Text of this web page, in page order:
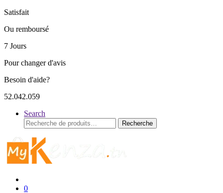
Satisfait
Ou remboursé
7 Jours
Pour changer d'avis
Besoin d'aide?
52.042.059
Search
Recherche
pour :
Recherche
0